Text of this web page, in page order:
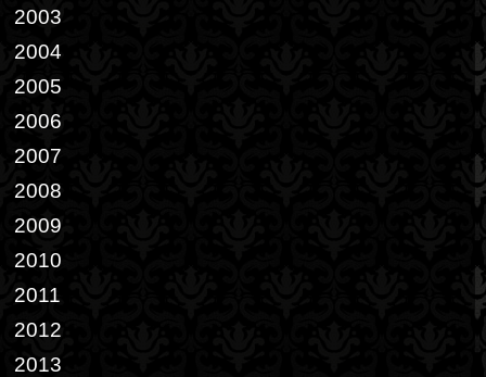
2003
2004
2005
2006
2007
2008
2009
2010
2011
2012
2013